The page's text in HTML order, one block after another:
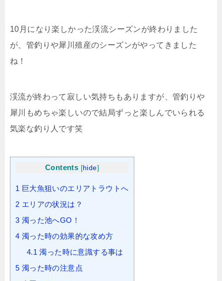
10月になり楽しかった渓流シーズンが終わりました
が、管釣りや犀川殖産のシーズンがやってきました
ね！
渓流が終わって寂しい気持ちもありますが、管釣りや
犀川もめちゃ楽しいので結局ずっと楽しんでいられる
気楽な釣り人です笑
Contents [hide]
1 巨大魚狙いのエリアトラウトへ
2 エリアの状況は？
3 濁った池へGO！
4 濁った時の効果的な攻め方
4.1 濁った時に意識する事は
5 濁った時の注意点